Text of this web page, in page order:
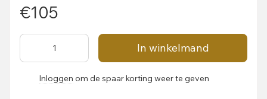
€105
In winkelmand
Inloggen om de spaar korting weer te geven